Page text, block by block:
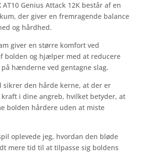
AT10 Genius Attack 12K består af en
der giver en fremragende balance
og hårdhed.
giver en større komfort ved
bolden og hjælper med at reducere
hænderne ved gentagne slag.
sikrer den hårde kerne, at der er
i dine angreb, hvilket betyder, at
bolden hårdere uden at miste
oplevede jeg, hvordan den bløde
mere tid til at tilpasse sig boldens